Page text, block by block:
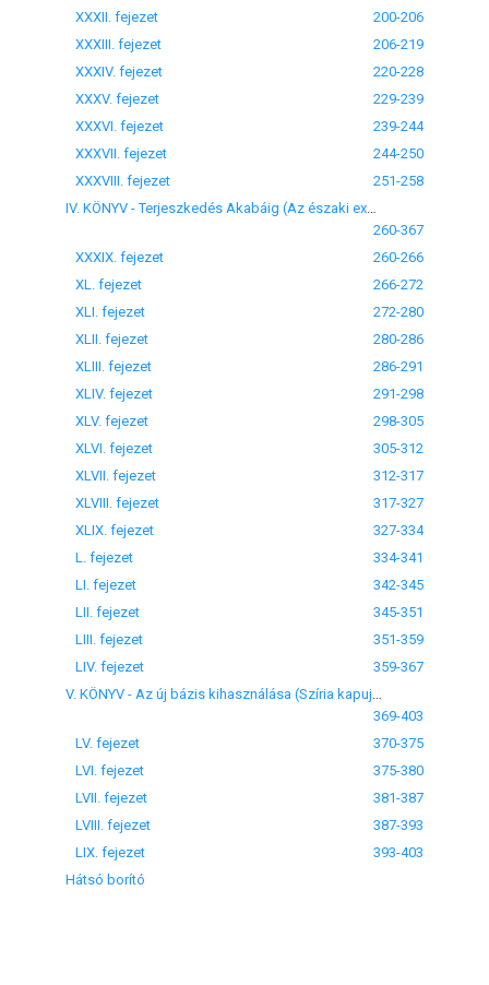
XXXII. fejezet
200-206
XXXIII. fejezet
206-219
XXXIV. fejezet
220-228
XXXV. fejezet
229-239
XXXVI. fejezet
239-244
XXXVII. fejezet
244-250
XXXVIII. fejezet
251-258
260-367
XXXIX. fejezet
260-266
XL. fejezet
266-272
XLI. fejezet
272-280
XLII. fejezet
280-286
XLIII. fejezet
286-291
XLIV. fejezet
291-298
XLV. fejezet
298-305
XLVI. fejezet
305-312
XLVII. fejezet
312-317
XLVIII. fejezet
317-327
XLIX. fejezet
327-334
L. fejezet
334-341
LI. fejezet
342-345
LII. fejezet
345-351
LIII. fejezet
351-359
LIV. fejezet
359-367
369-403
LV. fejezet
370-375
LVI. fejezet
375-380
LVII. fejezet
381-387
LVIII. fejezet
387-393
LIX. fejezet
393-403
Hátsó borító